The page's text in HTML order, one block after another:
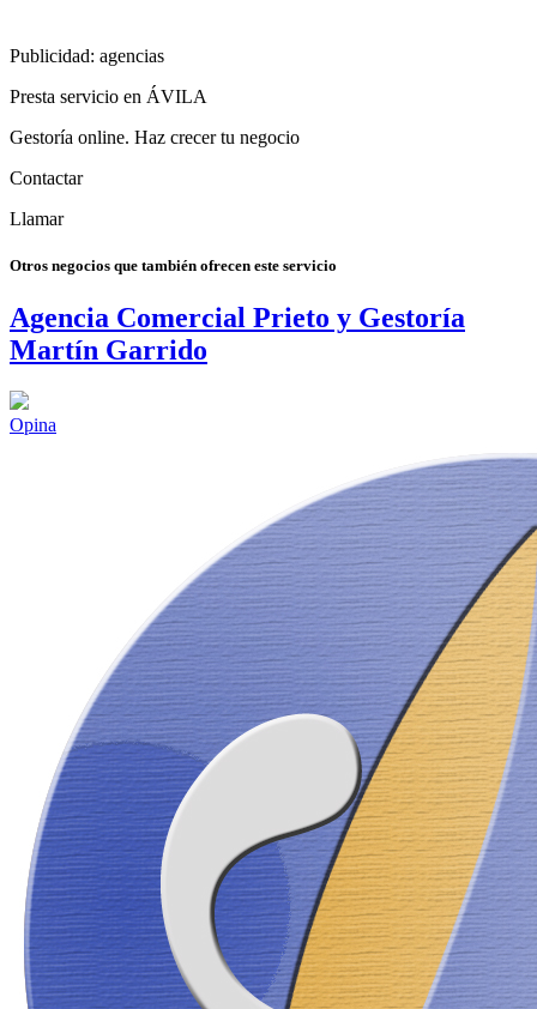
Publicidad: agencias
Presta servicio en ÁVILA
Gestoría online. Haz crecer tu negocio
Contactar
Llamar
Otros negocios que también ofrecen este servicio
Agencia Comercial Prieto y Gestoría
Martín Garrido
Opina